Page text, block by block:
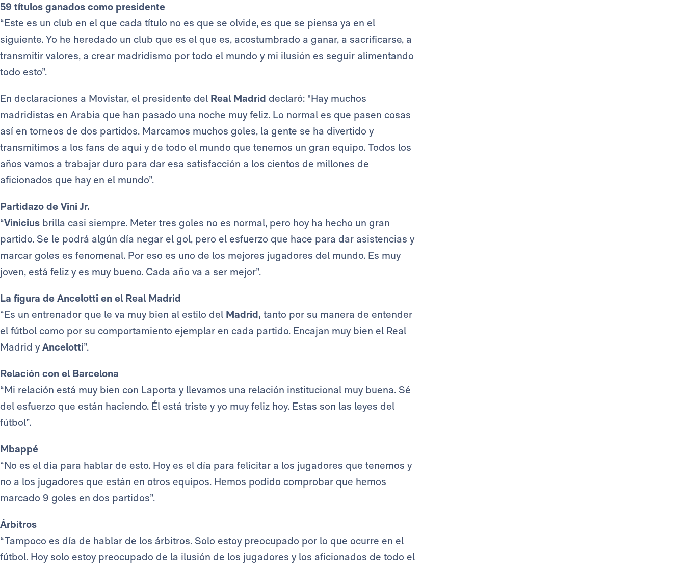
59 títulos ganados como presidente
“Este es un club en el que cada título no es que se olvide, es que se piensa ya en el
siguiente. Yo he heredado un club que es el que es, acostumbrado a ganar, a sacrificarse, a
transmitir valores, a crear madridismo por todo el mundo y mi ilusión es seguir alimentando
todo esto”.
En declaraciones a Movistar, el presidente del Real Madrid declaró: "Hay muchos
madridistas en Arabia que han pasado una noche muy feliz. Lo normal es que pasen cosas
así en torneos de dos partidos. Marcamos muchos goles, la gente se ha divertido y
transmitimos a los fans de aquí y de todo el mundo que tenemos un gran equipo. Todos los
años vamos a trabajar duro para dar esa satisfacción a los cientos de millones de
aficionados que hay en el mundo”.
Partidazo de Vini Jr.
“Vinicius brilla casi siempre. Meter tres goles no es normal, pero hoy ha hecho un gran
partido. Se le podrá algún día negar el gol, pero el esfuerzo que hace para dar asistencias y
marcar goles es fenomenal. Por eso es uno de los mejores jugadores del mundo. Es muy
joven, está feliz y es muy bueno. Cada año va a ser mejor”.
La figura de Ancelotti en el Real Madrid
“Es un entrenador que le va muy bien al estilo del Madrid, tanto por su manera de entender
el fútbol como por su comportamiento ejemplar en cada partido. Encajan muy bien el Real
Madrid y Ancelotti”.
Relación con el Barcelona
“Mi relación está muy bien con Laporta y llevamos una relación institucional muy buena. Sé
del esfuerzo que están haciendo. Él está triste y yo muy feliz hoy. Estas son las leyes del
fútbol”.
Mbappé
“No es el día para hablar de esto. Hoy es el día para felicitar a los jugadores que tenemos y
no a los jugadores que están en otros equipos. Hemos podido comprobar que hemos
marcado 9 goles en dos partidos”.
Árbitros
“Tampoco es día de hablar de los árbitros. Solo estoy preocupado por lo que ocurre en el
fútbol. Hoy solo estoy preocupado de la ilusión de los jugadores y los aficionados de todo el